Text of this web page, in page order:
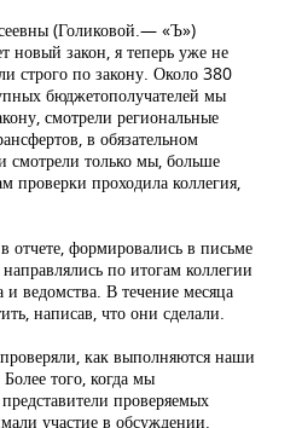
(Голиковой.— «Ъ»)
новый закон, я теперь уже не
строго по закону. Около 380
бюджетополучателей мы
смотрели региональные
в обязательном
смотрели только мы, больше
проверки проходила коллегия,
отчете, формировались в письме
по итогам коллегии
ведомства. В течение месяца
написав, что они сделали.
как выполняются наши
того, когда мы
проверяемых
участие в обсуждении.